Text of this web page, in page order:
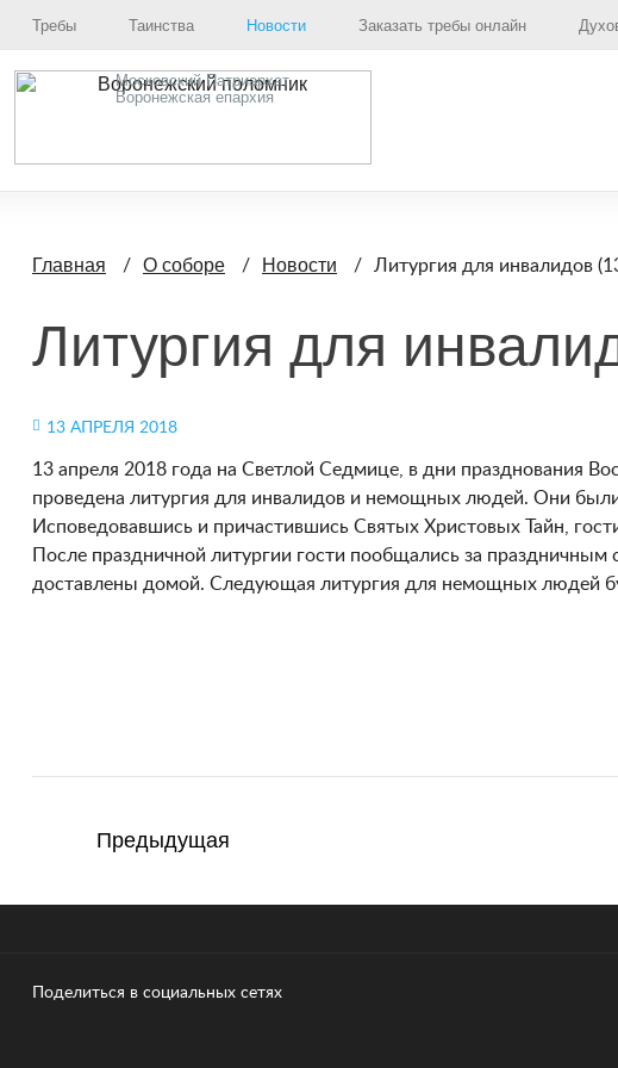
Требы Таинства Новости Заказать требы онлайн
Московский Патриархат,
Воронежская епархия
Главная О соборе Новости Литургия для инвалидов
Литургия для
13 АПРЕЛЯ 2018
13 апреля 2018 года на Светлой Седмице, в дни празднования
проведена литургия для инвалидов и немощных людей. Они
Исповедовавшись и причастившись Святых Христовых Тайн,
После праздничной литургии гости пообщались за праздничным
доставлены домой. Следующая литургия для немощных людей
Предыдущая
Поделиться в социальных сетях